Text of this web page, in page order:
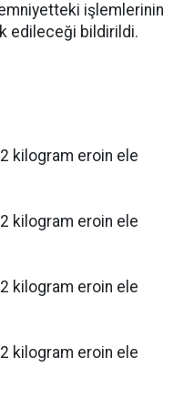
emniyetteki işlemlerinin
edileceği bildirildi.